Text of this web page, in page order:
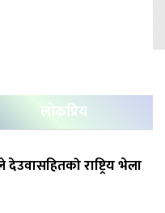
लोकप्रिय
राष्ट्रिय भेला